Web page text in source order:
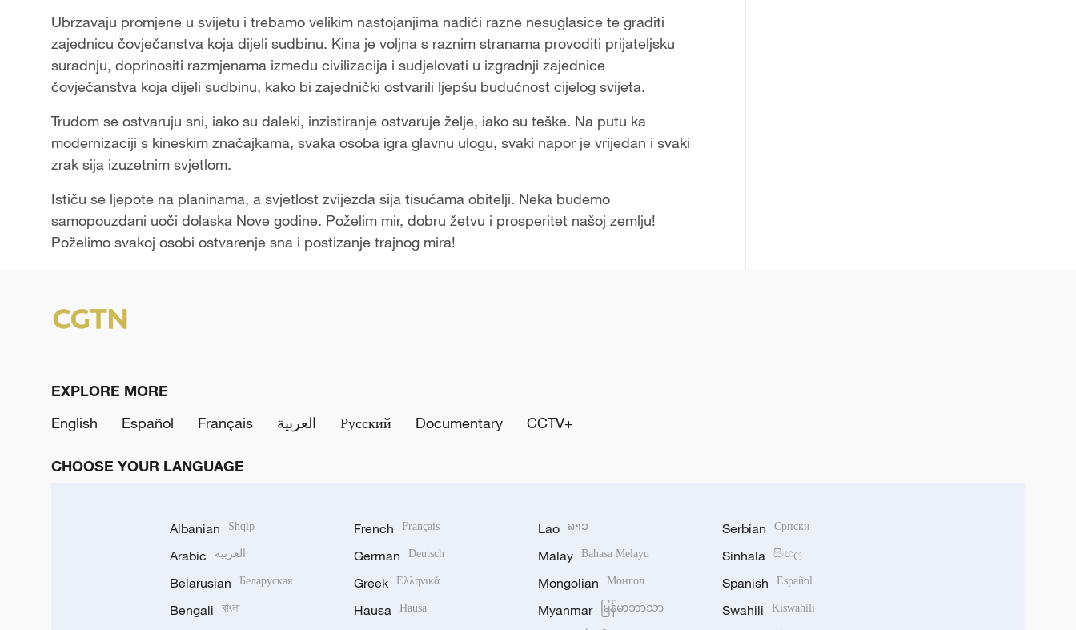
Ubrzavaju promjene u svijetu i trebamo velikim nastojanjima nadići razne nesuglasice te graditi
zajednicu čovječanstva koja dijeli sudbinu. Kina je voljna s raznim stranama provoditi prijateljsku
suradnju, doprinositi razmjenama između civilizacija i sudjelovati u izgradnji zajednice
čovječanstva koja dijeli sudbinu, kako bi zajednički ostvarili ljepšu budućnost cijelog svijeta.
Trudom se ostvaruju sni, iako su daleki, inzistiranje ostvaruje želje, iako su teške. Na putu ka
modernizaciji s kineskim značajkama, svaka osoba igra glavnu ulogu, svaki napor je vrijedan i svaki
zrak sija izuzetnim svjetlom.
Ističu se ljepote na planinama, a svjetlost zvijezda sija tisućama obitelji. Neka budemo
samopouzdani uoči dolaska Nove godine. Poželim mir, dobru žetvu i prosperitet našoj zemlju!
Poželimo svakoj osobi ostvarenje sna i postizanje trajnog mira!
EXPLORE MORE
English
Español Français العربية Русский Documentary CCTV+
CHOOSE YOUR LANGUAGE
Albanian Shqip
Arabic العربية
Belarusian Беларуская
Bengali বাংলা
French Français
German Deutsch
Greek Ελληνικά
Hausa Hausa
Lao ລາວ
Malay Bahasa Melayu
Mongolian Монгол
Myanmar မြန်မာဘာသာ
Serbian Српски
Sinhala සිංහල
Spanish Español
Swahili Kiswahili